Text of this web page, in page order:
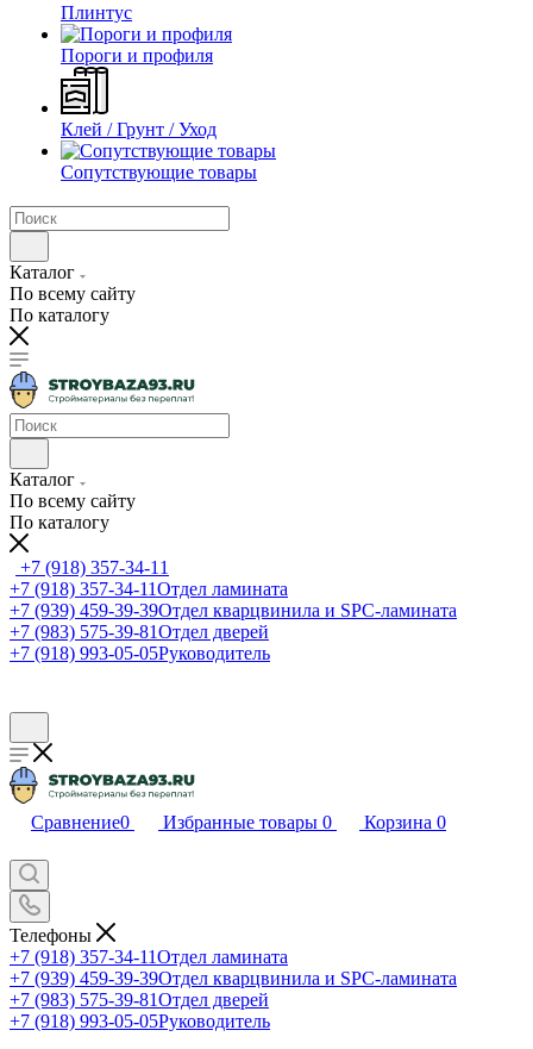
Плинтус
Пороги и профиля
Клей / Грунт / Уход
Сопутствующие товары
Каталог
По всему сайту
По каталогу
Каталог
По всему сайту
По каталогу
+7 (918) 357-34-11
+7 (918) 357-34-11Отдел ламината
+7 (939) 459-39-39Отдел кварцвинила и SPC-ламината
+7 (983) 575-39-81Отдел дверей
+7 (918) 993-05-05Руководитель
Сравнение0 Избранные товары 0 Корзина 0
Телефоны
+7 (918) 357-34-11Отдел ламината
+7 (939) 459-39-39Отдел кварцвинила и SPC-ламината
+7 (983) 575-39-81Отдел дверей
+7 (918) 993-05-05Руководитель